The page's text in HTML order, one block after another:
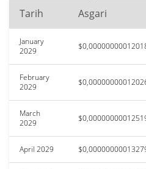
Tarih Asgari
January
2029
February
2029
March
2029
April 2029